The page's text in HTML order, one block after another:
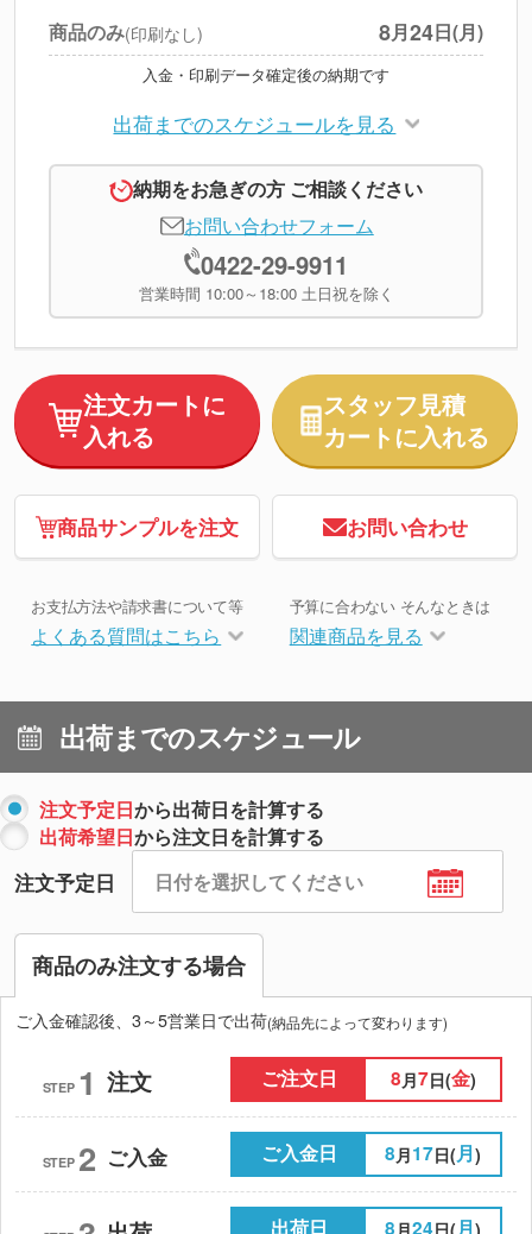
商品のみ(印刷なし) 8月24日(月)
入金・印刷データ確定後の納期です
出荷までのスケジュールを見る
納期をお急ぎの方 ご相談ください
お問い合わせフォーム
0422-29-9911
営業時間 10:00～18:00 土日祝を除く
注文カートに
入れる
スタッフ見積
カートに入れる
商品サンプルを注文 お問い合わせ
お支払方法や請求書について等
よくある質問はこちら
予算に合わない そんなときは
関連商品を見る
出荷までのスケジュール
注文予定日から出荷日を計算する
出荷希望日から注文日を計算する
注文予定日
商品のみ注文する場合
ご入金確認後、3～5営業日で出荷(納品先によって変わります)
STEP 1 注文 ご注文日 8 月7日(金)
STEP 2 ご入金 ご入金日 8 月17日(月)
出荷日 8 月24日(月)